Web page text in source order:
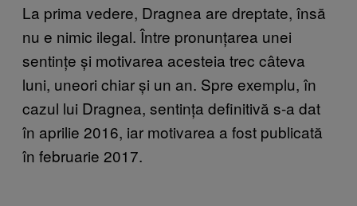
La prima vedere, Dragnea are dreptate, însă
nu e nimic ilegal. Între pronunțarea unei
sentințe și motivarea acesteia trec câteva
luni, uneori chiar și un an. Spre exemplu, în
cazul lui Dragnea, sentința definitivă s-a dat
în aprilie 2016, iar motivarea a fost publicată
în februarie 2017.